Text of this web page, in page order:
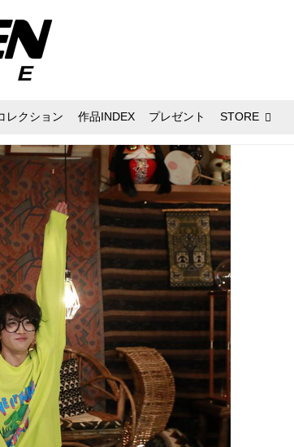
レクション 作品INDEX プレゼント STORE